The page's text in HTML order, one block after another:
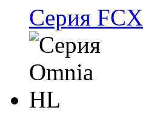
Серия FCX